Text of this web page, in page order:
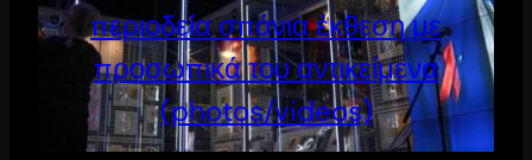
περιοδεία σπάνια έκθεση με
προσωπικά του αντικείμενα
(photos/videos)